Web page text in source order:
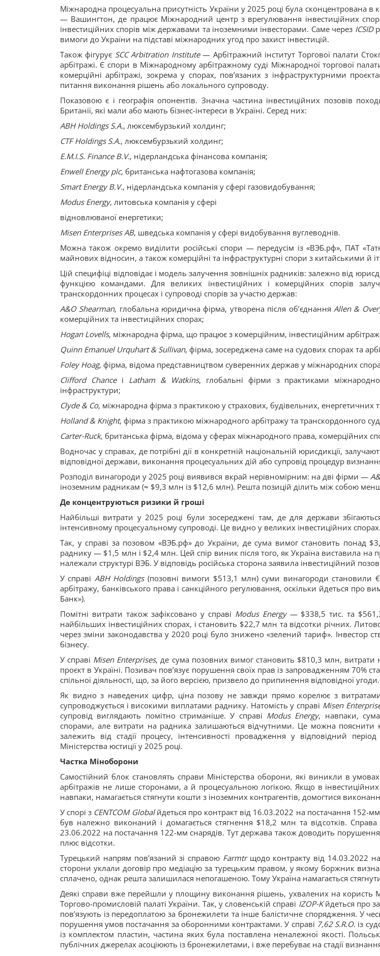
Міжнародна процесуальна присутність України у 2025 році була сконцентрована
— Вашингтон, де працює Міжнародний центр з врегулювання інвестиційних
інвестиційних спорів між державами та іноземними інвесторами. Саме через ICSID
вимоги до України на підставі міжнародних угод про захист інвестицій.
Також фігурує SCC Arbitration Institute— Арбітражний інститут Торгової палати
арбітражі. Є спори в Міжнародному арбітражному суді Міжнародної торгової
комерційні арбітражі, зокрема у спорах, пов’язаних з інфраструктурними
питання виконання рішень або локального супроводу.
Показовою є і географія опонентів. Значна частина інвестиційних позовів
Британії, які мали або мають бізнес-інтереси в Україні. Серед них:
ABH Holdings S.A., люксембурзький холдинг;
CTF Holdings S.A., люксембурзький холдинг;
E.M.I.S. Finance B.V., нідерландська фінансова компанія;
Enwell Energy plc, британська нафтогазова компанія;
Smart Energy B.V., нідерландська компанія у сфері газовидобування;
Modus Energy, литовська компанія у сфері
відновлюваної енергетики;
Misen Enterprises AB, шведська компанія у сфері видобування вуглеводнів.
Можна також окремо виділити російські спори — передусім із «ВЭБ.рф», ПАТ
майнових відносин, а також комерційні та інфраструктурні спори з китайськими й
Цій специфіці відповідає і модель залучення зовнішніх радників: залежно від
функцією командами. Для великих інвестиційних і комерційних спорів
транскордонних процесах і супроводі спорів за участю держав:
A&O Shearman, глобальна юридична фірма, утворена після об’єднання Allen &
комерційних та інвестиційних спорах;
Hogan Lovells, міжнародна фірма, що працює з комерційним, інвестиційним
Quinn Emanuel Urquhart & Sullivan, фірма, зосереджена саме на судових спорах та
Foley Hoag, фірма, відома представництвом суверенних держав у міжнародних
Clifford Chanceі Latham & Watkins, глобальні фірми з практиками
інфраструктури;
Clyde & Co, міжнародна фірма з практикою у страхових, будівельних, енергетичних
Holland & Knight, фірма з практикою міжнародного арбітражу та транскордонного
Carter-Ruck, британська фірма, відома у сферах міжнародного права, комерційних
Водночас у справах, де потрібні дії в конкретній національній юрисдикції,
відповідної держави, виконання процесуальних дій або супровід процедур
Розподіл винагороди у 2025 році виявився вкрай нерівномірним: на дві фірми —
іноземним радникам (≈ $9,3 млн із $12,6 млн). Решта позицій ділить між собою
Де концентруються ризики й гроші
Найбільші витрати у 2025 році були зосереджені там, де для держави
інтенсивному процесуальному супроводі. Це видно у великих інвестиційних спорах.
Так, у справі за позовом «ВЭБ.рф» до України, де сума вимог становить понад
раднику — $1,5 млн і $2,4 млн. Цей спір виник після того, як Україна виставила на
належали структурі ВЭБ. У відповідь російська сторона заявила інвестиційний
У справі ABH Holdings(позовні вимоги $513,1 млн) суми винагороди становили
арбітражу, банківського права і санкційного регулювання, оскільки йдеться про
Банк»).
Помітні витрати також зафіксовано у справі Modus Energy— $338,5 тис. та
найбільших інвестиційних спорах, і становить $22,7 млн та відсотки річних.
через зміни законодавства у 2020 році було знижено «зелений тариф». Інвестор
бізнесу.
У справі Misen Enterprises, де сума позовних вимог становить $810,3 млн,
проєкт в Україні. Позивач пов’язує порушення своїх прав із запровадженням 70%
спільної діяльності, що, за його версією, призвело до припинення відповідної угоди.
Як видно з наведених цифр, ціна позову не завжди прямо корелює з
супроводжується і високими виплатами раднику. Натомість у справі Misen
супровід виглядають помітно стриманіше. У справі Modus Energy, навпаки,
спорами, але витрати на радника залишаються відчутними. Це можна пояснити
залежить від стадії процесу, інтенсивності провадження у відповідний
Міністерства юстиції у 2025 році.
Частка Міноборони
Самостійний блок становлять справи Міністерства оборони, які виникли в
арбітражів не лише сторонами, а й процесуальною логікою. Якщо в
навпаки, намагається стягнути кошти з іноземних контрагентів, домогтися
У спорі з CENTCOM Globalйдеться про контракт від 16.03.2022 на постачання 152-
був належно виконаний і домагається стягнення $18,2 млн та відсотків. Справа
23.06.2022 на постачання 122-мм снарядів. Тут держава також доводить
плюс відсотки.
Турецький напрям пов’язаний зі справою Farmtrщодо контракту від 14.03.2022
сторони уклали договір про медіацію за турецьким правом, у якому боржник
сплачено, однак решта залишилася непогашеною. Тому Україна намагається
Деякі справи вже перейшли у площину виконання рішень, ухвалених на
Торгово-промисловій палаті України. Так, у словенській справі IZOP-Kйдеться про
пов’язують із передоплатою за бронежилети та інше балістичне спорядження. У
порушення умов постачання за оборонними контрактами. У справі 7,62 S.R.O. із
із комплектом пластин, частина яких була поставлена неналежної якості.
публічних джерелах асоціюють із бронежилетами, і вже перебуває на стадії